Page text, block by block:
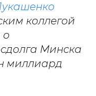
коллегой
о
Минска
миллиард